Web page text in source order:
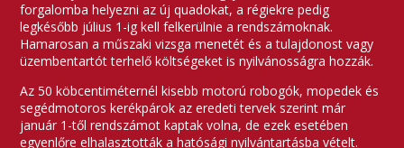
forgalomba helyezni az új quadokat, a régiekre pedig
legkésőbb július 1-ig kell felkerülnie a rendszámoknak.
Hamarosan a műszaki vizsga menetét és a tulajdonost vagy
üzembentartót terhelő költségeket is nyilvánosságra hozzák.
Az 50 köbcentiméternél kisebb motorú robogók, mopedek és
segédmotoros kerékpárok az eredeti tervek szerint már
január 1-től rendszámot kaptak volna, de ezek esetében
egyenlőre elhalasztották a hatósági nyilvántartásba vételt.